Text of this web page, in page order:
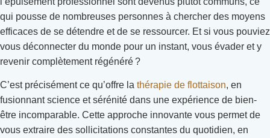
qui pousse de nombreuses personnes à chercher des moyens
efficaces de se détendre et de se ressourcer. Et si vous pouviez
vous déconnecter du monde pour un instant, vous évader et y
revenir complètement régénéré ?
C’est précisément ce qu’offre la thérapie de flottaison, en
fusionnant science et sérénité dans une expérience de bien-
être incomparable. Cette approche innovante vous permet de
vous extraire des sollicitations constantes du quotidien, en